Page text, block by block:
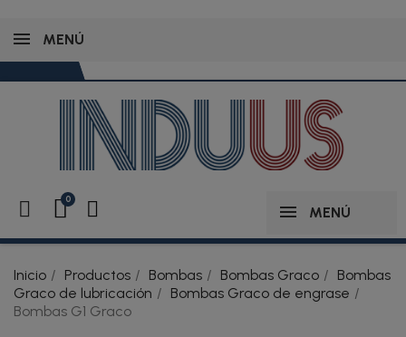
MENÚ
MENÚ
Inicio Productos Bombas Bombas Graco
Bombas
Graco de lubricación
Bombas Graco de engrase
Bombas G1 Graco